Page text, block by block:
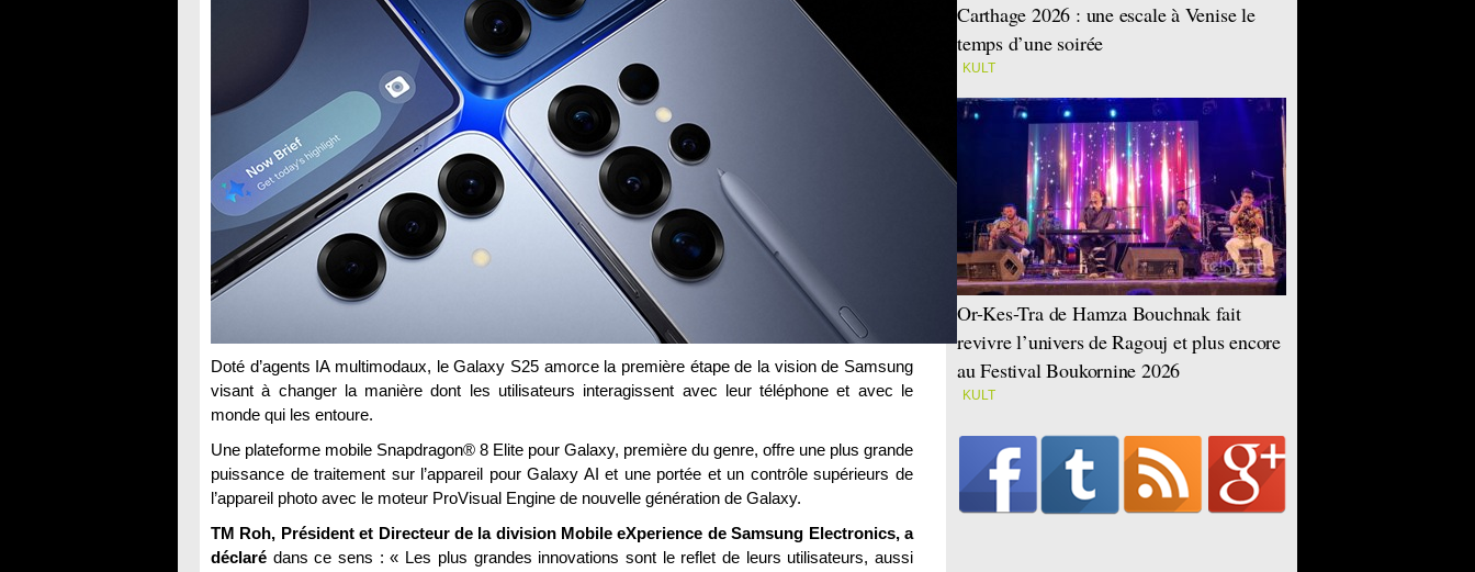
Doté d’agents IA multimodaux, le Galaxy S25 amorce la première étape de la vision de Samsung
visant à changer la manière dont les utilisateurs interagissent avec leur téléphone et avec le
monde qui les entoure.
Une plateforme mobile Snapdragon® 8 Elite pour Galaxy, première du genre, offre une plus grande
puissance de traitement sur l’appareil pour Galaxy AI et une portée et un contrôle supérieurs de
l’appareil photo avec le moteur ProVisual Engine de nouvelle génération de Galaxy.
TM Roh, Président et Directeur de la division Mobile eXperience de Samsung Electronics, a
déclaré dans ce sens : « Les plus grandes innovations sont le reflet de leurs utilisateurs, aussi
Carthage 2026 : une escale à Venise le
temps d’une soirée
KULT
Or-Kes-Tra de Hamza Bouchnak fait
revivre l’univers de Ragouj et plus encore
au Festival Boukornine 2026
KULT